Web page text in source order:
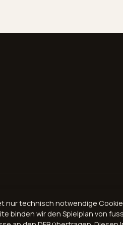
nur technisch notwendige
binden wir den Spielplan von